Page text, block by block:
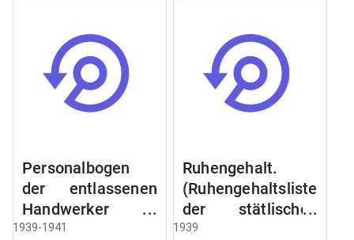
Personalbogen
der entlassenen
Handwerker u.
Arbeiter des
1939-1941
Ruhengehalt.
(Ruhengehaltsliste
der stätlischen
Beamten u.
1939